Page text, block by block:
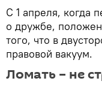
С 1 апреля, когда
о дружбе,
того, что в
правовой вакуум.
Ломать – не